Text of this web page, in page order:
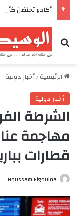
بحث عن
الرئيسية/أخبار دولية
أخبار دولية
الشرطة
مهاجمة
قطارات
Houssam Elgouina